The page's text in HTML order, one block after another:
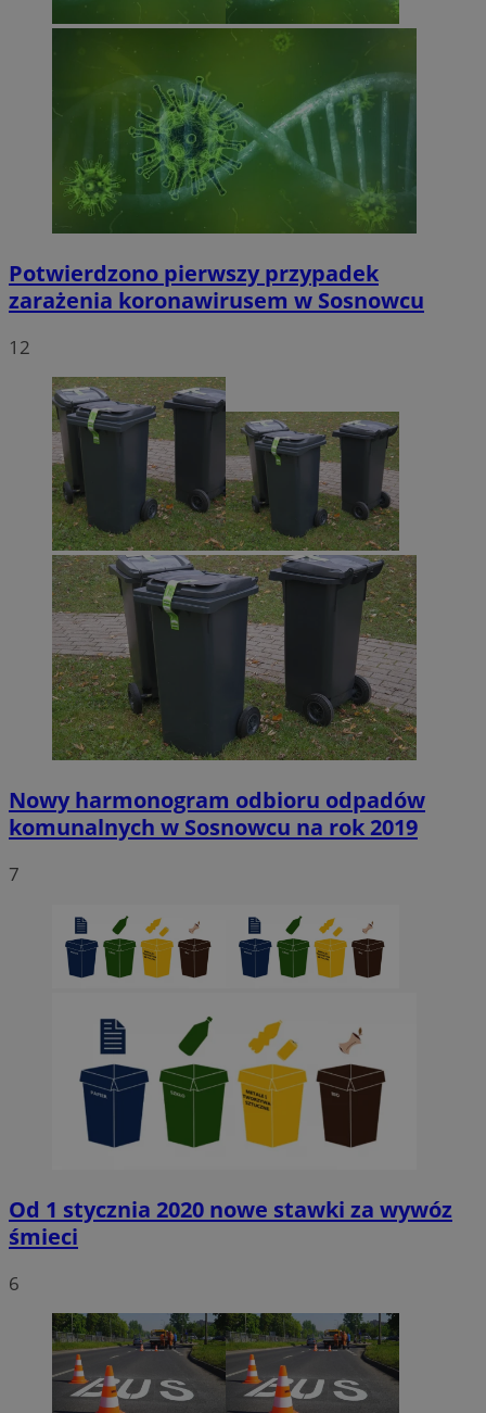
Potwierdzono pierwszy przypadek
zarażenia koronawirusem w Sosnowcu
12
Nowy harmonogram odbioru odpadów
komunalnych w Sosnowcu na rok 2019
7
Od 1 stycznia 2020 nowe stawki za wywóz
śmieci
6